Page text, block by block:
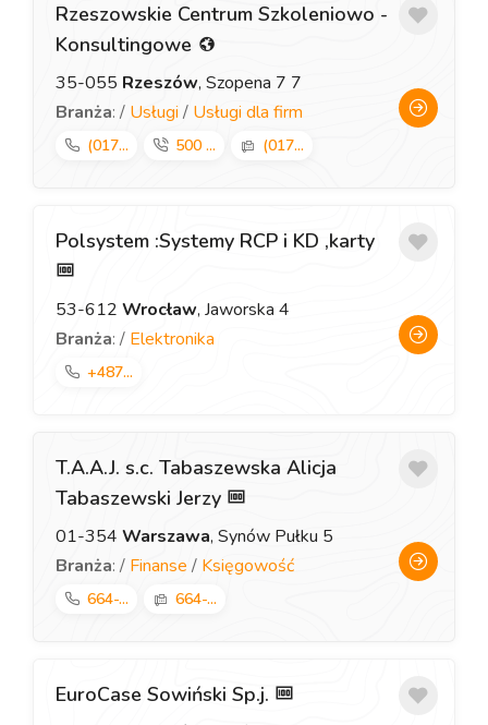
Rzeszowskie Centrum Szkoleniowo -
Konsultingowe
35-055 Rzeszów, Szopena 7 7
Branża: / Usługi / Usługi dla firm
(017... 500 ... (017...
Polsystem :Systemy RCP i KD ,karty
53-612 Wrocław, Jaworska 4
Branża: / Elektronika
+487...
T.A.A.J. s.c. Tabaszewska Alicja
Tabaszewski Jerzy
01-354 Warszawa, Synów Pułku 5
Branża: / Finanse / Księgowość
664-... 664-...
EuroCase Sowiński Sp.j.